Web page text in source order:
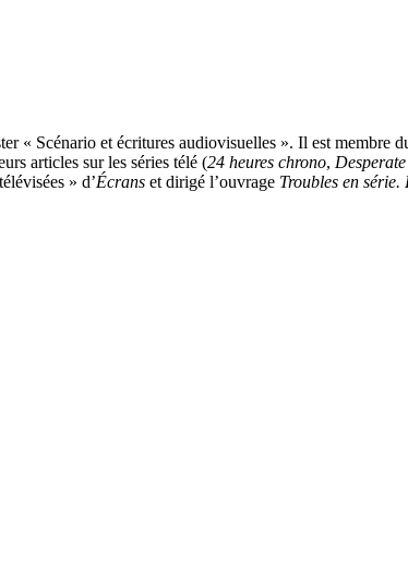
« Scénario et écritures audiovisuelles ». Il est membre
articles sur les séries télé (24 heures chrono,
» d’Écrans et dirigé l’ouvrage Troubles en série.